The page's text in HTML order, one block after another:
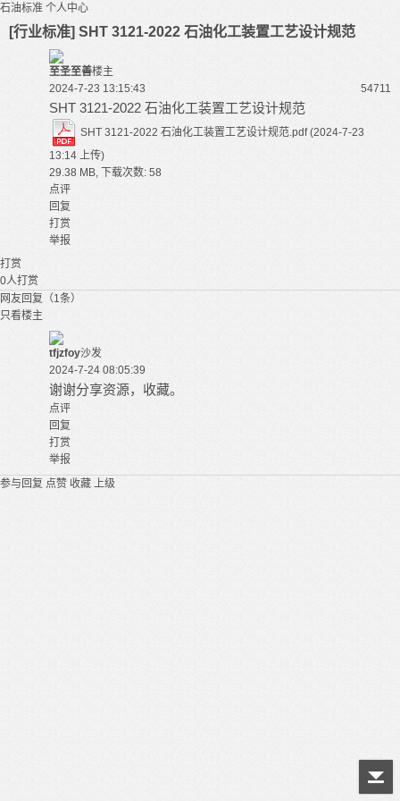
石油标准 个人中心
[行业标准] SHT 3121-2022 石油化工装置工艺设计规范
至圣至善楼主
2024-7-23 13:15:43
54711
SHT 3121-2022 石油化工装置工艺设计规范
SHT 3121-2022 石油化工装置工艺设计规范.pdf (2024-7-23
13:14 上传)
29.38 MB, 下载次数: 58
点评
回复
打赏
举报
打赏
0人打赏
网友回复（1条）
只看楼主
tfjzfoy沙发
2024-7-24 08:05:39
谢谢分享资源，收藏。
点评
回复
打赏
举报
参与回复 点赞 收藏 上级